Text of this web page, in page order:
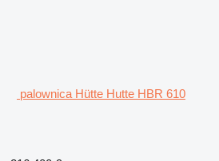
palownica Hütte Hutte HBR 610